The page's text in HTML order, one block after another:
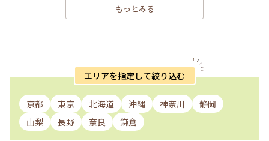
もっとみる
エリアを指定して絞り込む
京都 東京 北海道 沖縄 神奈川
静岡
山梨
長野 奈良 鎌倉